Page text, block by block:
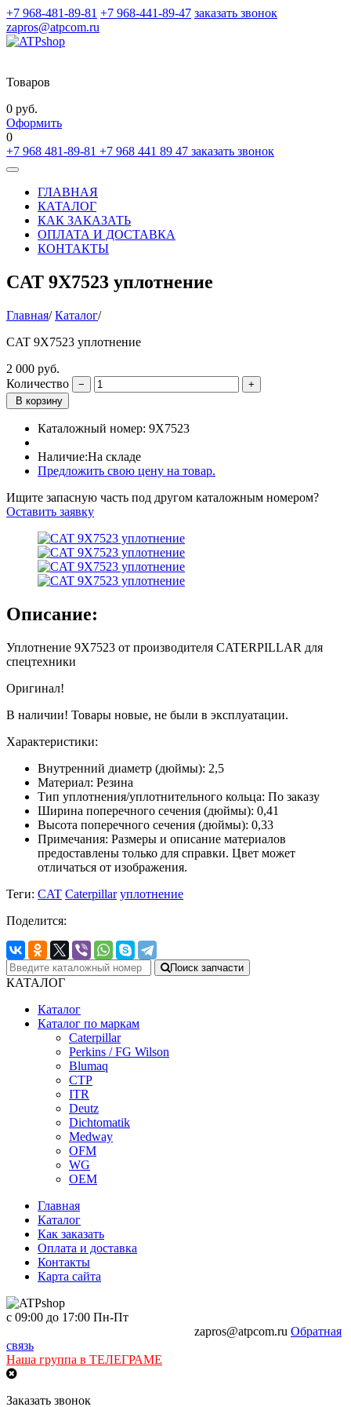
+7 968-481-89-81 +7 968-441-89-47 заказать звонок
zapros@atpcom.ru
Товаров
0 руб.
Оформить
0
+7 968 481-89-81 +7 968 441 89 47 заказать звонок
Toggle
navigationГЛАВНАЯ
КАТАЛОГ
КАК ЗАКАЗАТЬ
ОПЛАТА И ДОСТАВКА
КОНТАКТЫ
CAT 9X7523 уплотнение
Главная/Каталог/
CAT 9X7523 уплотнение
2 000 руб.
Количество
В корзину
Каталожный номер: 9X7523
Наличие:На складе
Предложить свою цену на товар.
Ищите запасную часть под другом каталожным номером?
Оставить заявку
Описание:
Уплотнение 9X7523 от производителя CATERPILLAR для
спецтехники
Оригинал!
В наличии! Товары новые, не были в эксплуатации.
Характеристики:
Внутренний диаметр (дюймы): 2,5
Материал: Резина
Тип уплотнения/уплотнительного кольца: По заказу
Ширина поперечного сечения (дюймы): 0,41
Высота поперечного сечения (дюймы): 0,33
Примечания: Размеры и описание материалов
предоставлены только для справки. Цвет может
отличаться от изображения.
Теги: CAT Caterpillar уплотнение
Поделится:
Поиск запчасти
КАТАЛОГ
Каталог
Каталог по маркам
Caterpillar
Perkins / FG Wilson
Blumaq
CTP
ITR
Deutz
Dichtomatik
Medway
OFM
WG
OEM
Главная
Каталог
Как заказать
Оплата и доставка
Контакты
Карта сайта
с 09:00 до 17:00 Пн-Пт
zapros@atpcom.ru Обратная
связь
Наша группа в ТЕЛЕГРАМЕ
Заказать звонок